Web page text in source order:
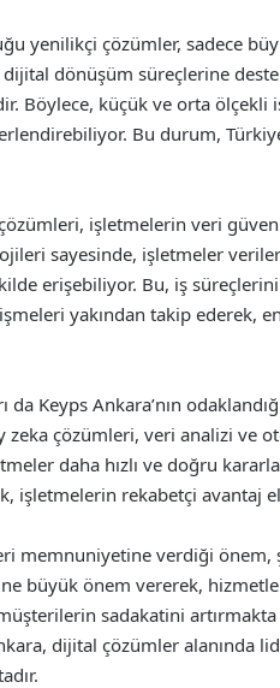
yenilikçi çözümler, sadece
dönüşüm süreçlerine
Böylece, küçük ve orta ölçekli
Bu durum,
işletmelerin veri
sayesinde, işletmeler
erişebiliyor. Bu, iş
yakından takip ederek,
da Keyps Ankara’nın
zeka çözümleri, veri analizi ve
daha hızlı ve doğru
işletmelerin rekabetçi avantaj
memnuniyetine verdiği önem,
büyük önem vererek,
sadakatini
dijital çözümler alanında